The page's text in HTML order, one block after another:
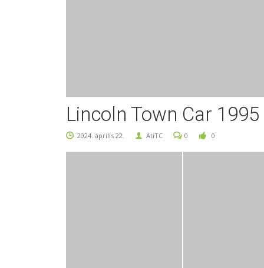
Lincoln Town Car
2024. április 22. AtiTC 0 0